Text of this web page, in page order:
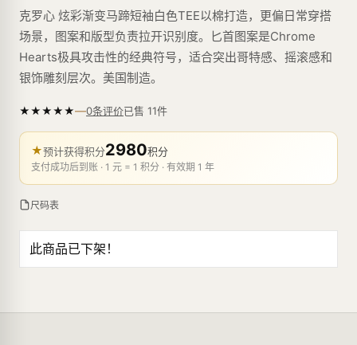
克罗心 炫彩渐变马蹄短袖白色TEE以棉打造，更偏日常穿搭
场景，图案和版型负责拉开识别度。匕首图案是Chrome
Hearts极具攻击性的经典符号，适合突出哥特感、摇滚感和
银饰雕刻层次。美国制造。
★★★★★—0条评价已售 11件
★预计获得积分2980积分
支付成功后到账 · 1 元 = 1 积分 · 有效期 1 年
尺码表
此商品已下架！